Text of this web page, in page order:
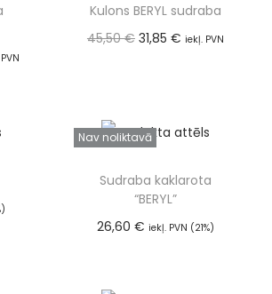
Kulons BERYL sudraba
45,50€ 31,85 € iekļ. PVN
Nav noliktavā
Sudraba kaklarota
“BERYL”
26,60 € iekļ. PVN (21%)